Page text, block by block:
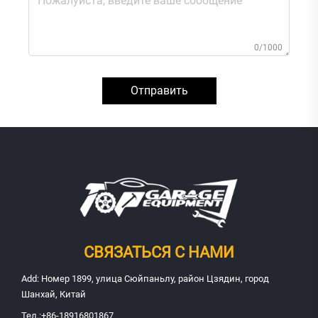
0/1000
Отправить
СВЯЗАТЬСЯ С НАМИ
Add: Номер 1899, улица Сюйпаньлу, район Цзядин, город
Шанхай, Китай
Тел.:+86-18916801867